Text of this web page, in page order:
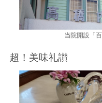
当院開設「
超！美味礼讃